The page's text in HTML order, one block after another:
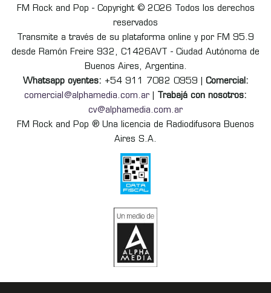
FM Rock and Pop - Copyright © 2026 Todos los derechos
reservados
Transmite a través de su plataforma online y por FM 95.9
desde Ramón Freire 932, C1426AVT - Ciudad Autónoma de
Buenos Aires, Argentina.
Whatsapp oyentes: +54 911 7082 0959 | Comercial:
comercial@alphamedia.com.ar
Trabajá con nosotros:
cv@alphamedia.com.ar
FM Rock and Pop ® Una licencia de Radiodifusora Buenos
Aires S.A.